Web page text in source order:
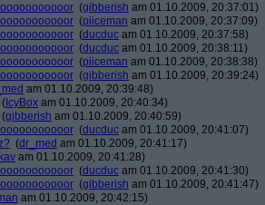
(gibberish am 01.10.2009, 20:37:01)
(piiceman am 01.10.2009, 20:37:09)
(ducduc am 01.10.2009, 20:37:58)
(ducduc am 01.10.2009, 20:38:11)
(piiceman am 01.10.2009, 20:38:38)
(gibberish am 01.10.2009, 20:39:24)
am 01.10.2009, 20:39:48)
( IcyBox am 01.10.2009, 20:40:34)
(gibberish am 01.10.2009, 20:40:59)
(ducduc am 01.10.2009, 20:41:07)
(dr_med am 01.10.2009, 20:41:17)
am 01.10.2009, 20:41:28)
(ducduc am 01.10.2009, 20:41:30)
(gibberish am 01.10.2009, 20:41:47)
am 01.10.2009, 20:42:15)